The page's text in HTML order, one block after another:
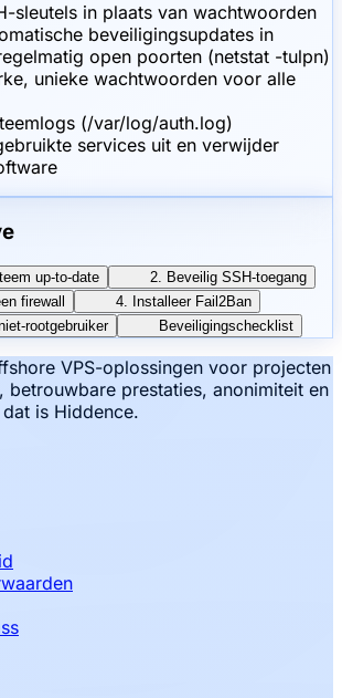
sleutels in plaats van wachtwoorden
beveiligingsupdates in
open poorten (netstat -tulpn)
unieke wachtwoorden voor alle
(/var/log/auth.log)
services uit en verwijder
up-to-date
2. Beveilig SSH-toegang
firewall
4. Installeer Fail2Ban
rootgebruiker
Beveiligingschecklist
VPS-oplossingen voor projecten
betrouwbare prestaties, anonimiteit en
is Hiddence.